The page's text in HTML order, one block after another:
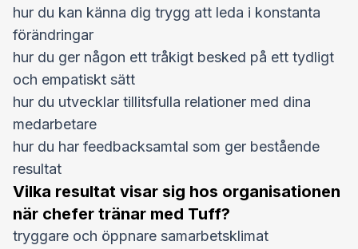
hur du kan känna dig trygg att leda i konstanta
förändringar
hur du ger någon ett tråkigt besked på ett tydligt
och empatiskt sätt
hur du utvecklar tillitsfulla relationer med dina
medarbetare
hur du har feedbacksamtal som ger bestående
resultat
Vilka resultat visar sig hos organisationen
när chefer tränar med Tuff?
tryggare och öppnare samarbetsklimat